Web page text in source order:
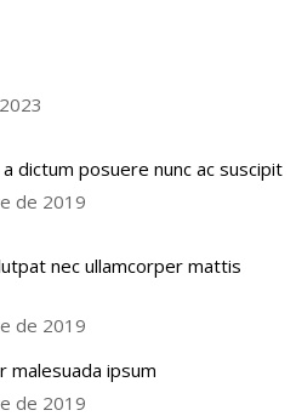
a dictum posuere nunc ac suscipit
de 2019
nec ullamcorper mattis
de 2019
malesuada ipsum
de 2019